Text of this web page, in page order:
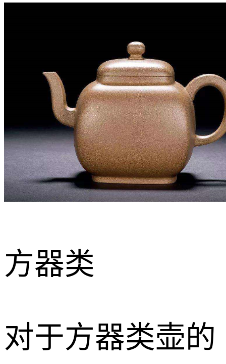
方器类
对于方器类壶的